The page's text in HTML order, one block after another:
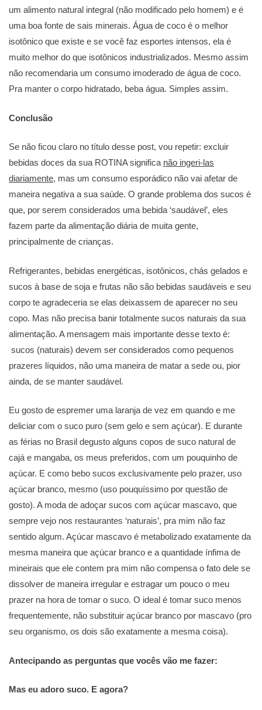
um alimento natural integral (não modificado pelo homem) e é
uma boa fonte de sais minerais. Água de coco é o melhor
isotônico que existe e se você faz esportes intensos, ela é
muito melhor do que isotônicos industrializados. Mesmo assim
não recomendaria um consumo imoderado de água de coco.
Pra manter o corpo hidratado, beba água. Simples assim.
Conclusão
Se não ficou claro no título desse post, vou repetir: excluir
bebidas doces da sua ROTINA significa não ingeri-las
diariamente, mas um consumo esporádico não vai afetar de
maneira negativa a sua saúde. O grande problema dos sucos é
que, por serem considerados uma bebida ‘saudável’, eles
fazem parte da alimentação diária de muita gente,
principalmente de crianças.
Refrigerantes, bebidas energéticas, isotônicos, chás gelados e
sucos à base de soja e frutas não são bebidas saudáveis e seu
corpo te agradeceria se elas deixassem de aparecer no seu
copo. Mas não precisa banir totalmente sucos naturais da sua
alimentação. A mensagem mais importante desse texto é:
sucos (naturais) devem ser considerados como pequenos
prazeres líquidos, não uma maneira de matar a sede ou, pior
ainda, de se manter saudável.
Eu gosto de espremer uma laranja de vez em quando e me
deliciar com o suco puro (sem gelo e sem açúcar). E durante
as férias no Brasil degusto alguns copos de suco natural de
cajá e mangaba, os meus preferidos, com um pouquinho de
açúcar. E como bebo sucos exclusivamente pelo prazer, uso
açúcar branco, mesmo (uso pouquíssimo por questão de
gosto). A moda de adoçar sucos com açúcar mascavo, que
sempre vejo nos restaurantes ‘naturais’, pra mim não faz
sentido algum. Açúcar mascavo é metabolizado exatamente da
mesma maneira que açúcar branco e a quantidade ínfima de
mineirais que ele contem pra mim não compensa o fato dele se
dissolver de maneira irregular e estragar um pouco o meu
prazer na hora de tomar o suco. O ideal é tomar suco menos
frequentemente, não substituir açúcar branco por mascavo (pro
seu organismo, os dois são exatamente a mesma coisa).
Antecipando as perguntas que vocês vão me fazer:
Mas eu adoro suco. E agora?